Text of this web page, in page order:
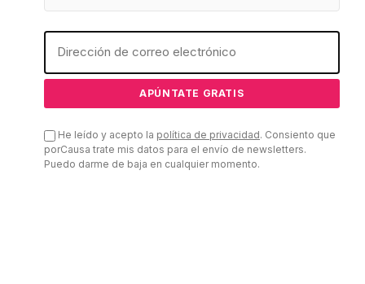
He leído y acepto la política de privacidad. Consiento que
porCausa trate mis datos para el envío de newsletters.
Puedo darme de baja en cualquier momento.